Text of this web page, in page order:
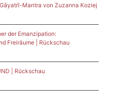
Mantra von Zuzanna Koziej
der Emanzipation:
Freiräume | Rückschau
| Rückschau